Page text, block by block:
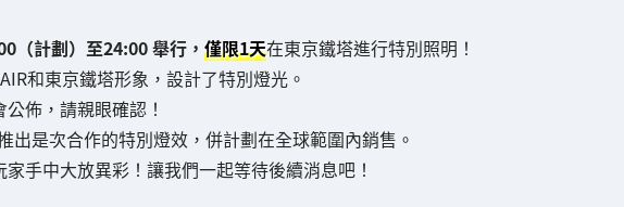
（計劃）至24:00 舉行， 僅限1天在東京鐵塔進行特別照明！
和東京鐵塔形象，設計了特別燈光。
佈，請親眼確認！
出是次合作的特別燈效，併計劃在全球範圍內銷售。
手中大放異彩！讓我們一起等待後續消息吧！